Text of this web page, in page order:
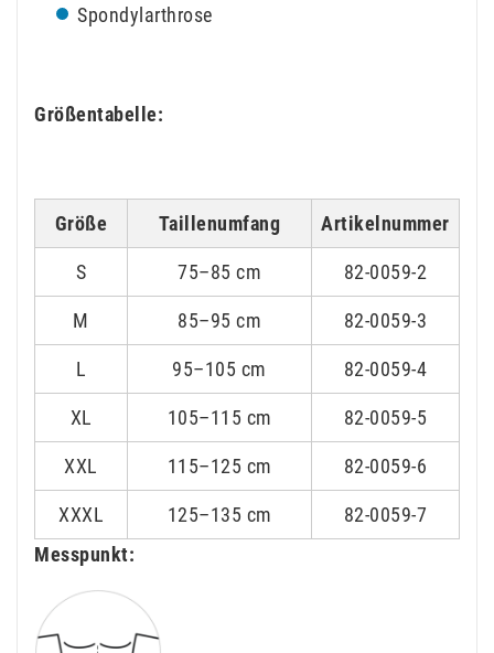
Spondylarthrose
Größentabelle:
Größe Taillenumfang Artikelnummer
S 75–85 cm 82-0059-2
M 85–95 cm 82-0059-3
L 95–105 cm 82-0059-4
XL 105–115 cm 82-0059-5
XXL 115–125 cm 82-0059-6
XXXL 125–135 cm
82-0059-7
Messpunkt: